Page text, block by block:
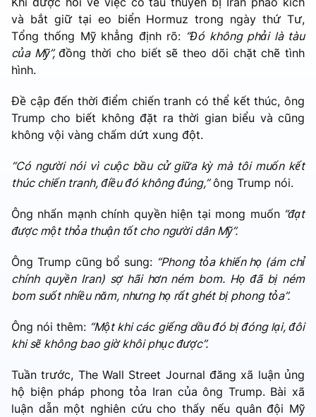
và bắt giữ tại eo biển Hormuz trong ngày thứ Tư,
Tổng thống Mỹ khẳng định rõ: “Đó không phải là tàu
của Mỹ”,đồng thời cho biết sẽ theo dõi chặt chẽ tình
hình.
Đề cập đến thời điểm chiến tranh có thể kết thúc, ông
Trump cho biết không đặt ra thời gian biểu và cũng
không vội vàng chấm dứt xung đột.
“Có người nói vì cuộc bầu cử giữa kỳ mà tôi muốn kết
thúc chiến tranh, điều đó không đúng,”ông Trump nói.
Ông nhấn mạnh chính quyền hiện tại mong muốn“đạt
được một thỏa thuận tốt cho người dân Mỹ”.
Ông Trump cũng bổ sung: “Phong tỏa khiến họ (ám chỉ
chính quyền Iran) sợ hãi hơn ném bom. Họ đã bị ném
bom suốt nhiều năm, nhưng họ rất ghét bị phong tỏa”.
Ông nói thêm: “Một khi các giếng dầu đó bị đóng lại, đôi
khi sẽ không bao giờ khôi phục được”.
Tuần trước, The Wall Street Journal đăng xã luận ủng
hộ biện pháp phong tỏa Iran của ông Trump. Bài xã
luận dẫn một nghiên cứu cho thấy nếu quân đội Mỹ